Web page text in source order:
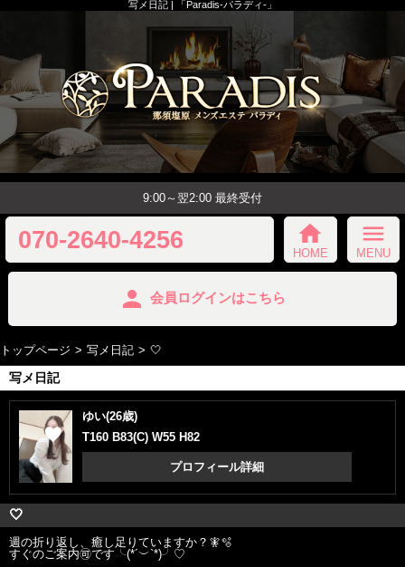
写メ日記 | 「Paradis-パラディ-」
9:00～翌2:00 最終受付
070-2640-4256 home
HOME
menu
MENU
person 会員ログインはこちら
トップページ 写メ日記 🤍
写メ日記
ゆい(26歳)
T160 B83(C) W55 H82
プロフィール詳細
🤍
週の折り返し、癒し足りていますか？🧚🫧
すぐのご案内🉑です╰(*´︶`*)╯♡